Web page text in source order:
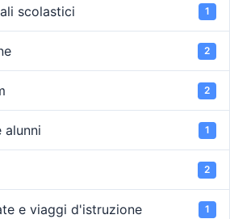
scolastici 1
2
2
alunni 1
2
e viaggi d'istruzione 1